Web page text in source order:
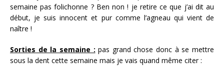
semaine pas folichonne ? Ben non ! je retire ce que j’ai dit au
début, je suis innocent et pur comme l’agneau qui vient de
naître !
Sorties de la semaine : pas grand chose donc à se mettre
sous la dent cette semaine mais je vais quand même citer :